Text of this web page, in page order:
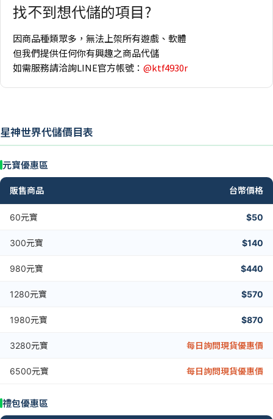
找不到想代儲的項目?
因商品種類眾多，無法上架所有遊戲、軟體
但我們提供任何你有興趣之商品代儲
如需服務請洽詢LINE官方帳號： @ktf4930r
星神世界代儲價目表
元寶優惠區
販售商品 台幣價格
60元寶 $50
300元寶 $140
980元寶 $440
1280元寶 $570
1980元寶 $870
3280元寶 每日詢問現貨優惠價
6500元寶 每日詢問現貨優惠價
禮包優惠區